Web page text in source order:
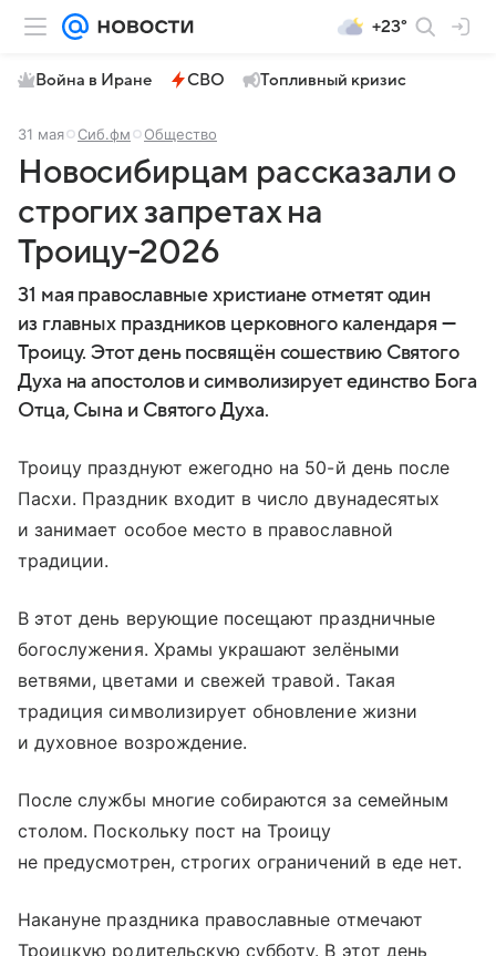
+23°
Война в Иране СВО Топливный кризис
31 мая Сиб.фм Общество
Новосибирцам рассказали о
строгих запретах на
Троицу-2026
31 мая православные христиане отметят один
из главных праздников церковного календаря —
Троицу. Этот день посвящён сошествию Святого
Духа на апостолов и символизирует единство Бога
Отца, Сына и Святого Духа.
Троицу празднуют ежегодно на 50-й день после
Пасхи. Праздник входит в число двунадесятых
и занимает особое место в православной
традиции.
В этот день верующие посещают праздничные
богослужения. Храмы украшают зелёными
ветвями, цветами и свежей травой. Такая
традиция символизирует обновление жизни
и духовное возрождение.
После службы многие собираются за семейным
столом. Поскольку пост на Троицу
не предусмотрен, строгих ограничений в еде нет.
Накануне праздника православные отмечают
Троицкую родительскую субботу. В этот день